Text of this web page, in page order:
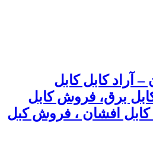
آراد کابل کابل
کابل برق، فروش کابل
کابل افشان ، فروش کبل